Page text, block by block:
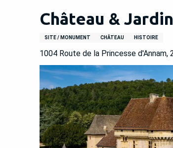
Château &
SITE / MONUMENT CHÂTEAU HISTOIRE
1004 Route de la Princesse d'Annam,